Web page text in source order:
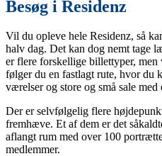
Besøg i Residenz
Vil du opleve hele Residenz, så
halv dag. Det kan dog nemt tage
er flere forskellige billettyper, men
følger du en fastlagt rute, hvor du
værelser og store og små sale med
Der er selvfølgelig flere
fremhæve. Et af dem er det
aflangt rum med over 100
medlemmer.